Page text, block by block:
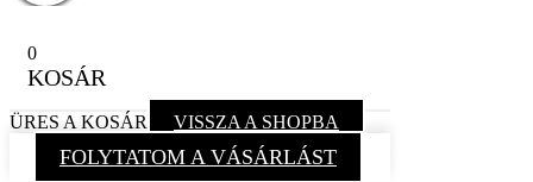
0
KOSÁR
ÜRES A KOSÁR VISSZA A SHOPBA
FOLYTATOM A VÁSÁRLÁST